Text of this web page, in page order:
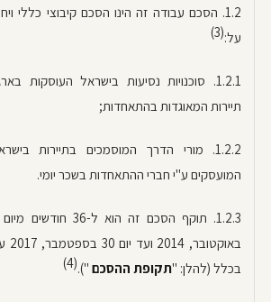
1.2. הסכם עבודה זה הינו הסכם קיבוצי כללי
על:(3)
1.2.1. סוכנויות נסיעות בישראל העוסקות
תיירות המאוגדות בהתאחדות;
1.2.2. מורי הדרך המוסמכים בתיירות
המועסקים ע"י חברי ההתאחדות בשכר יומי.
בכלל (להלן: "תקופת ההסכם ").
(4)